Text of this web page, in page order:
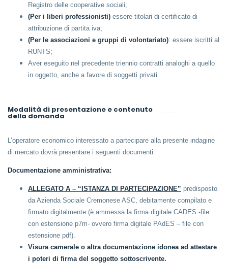
Registro delle cooperative sociali;
(Per i liberi professionisti) essere titolari di certificato di
attribuzione di partita iva;
(Per le associazioni e gruppi di volontariato): essere iscritti al
RUNTS;
Aver eseguito nel precedente triennio contratti analoghi a quello
in oggetto, anche a favore di soggetti privati.
Modalità di presentazione e contenuto
della domanda
L’operatore economico interessato a partecipare alla presente indagine
di mercato dovrà presentare i seguenti documenti:
Documentazione amministrativa:
ALLEGATO A – “ISTANZA DI PARTECIPAZIONE” predisposto
da Azienda Sociale Cremonese ASC, debitamente compilato e
firmato digitalmente (è ammessa la firma digitale CADES -file
con estensione p7m- ovvero firma digitale PAdES – file con
estensione pdf).
Visura camerale o altra documentazione idonea ad attestare
i poteri di firma del soggetto sottoscrivente.